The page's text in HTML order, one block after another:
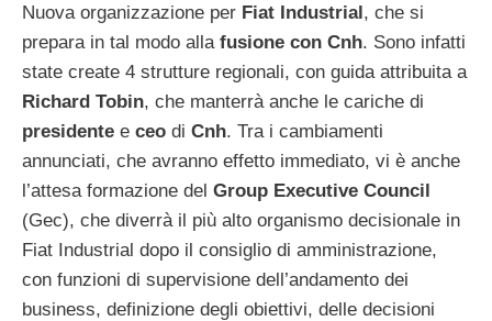
Nuova organizzazione per Fiat Industrial, che si
prepara in tal modo alla fusione con Cnh. Sono infatti
state create 4 strutture regionali, con guida attribuita a
Richard Tobin, che manterrà anche le cariche di
presidente e ceo di Cnh. Tra i cambiamenti
annunciati, che avranno effetto immediato, vi è anche
l’attesa formazione del Group Executive Council
(Gec), che diverrà il più alto organismo decisionale in
Fiat Industrial dopo il consiglio di amministrazione,
con funzioni di supervisione dell’andamento dei
business, definizione degli obiettivi, delle decisioni